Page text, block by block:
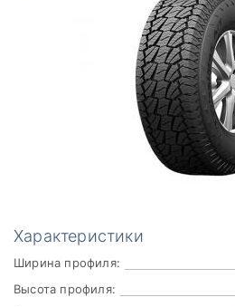
Характеристики
Ширина профиля:
Высота профиля: